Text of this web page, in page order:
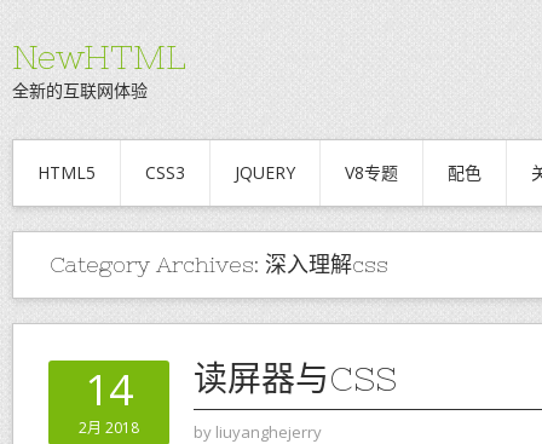
NewHTML
全新的互联网体验
HTML5 CSS3 JQUERY V8专题 配色
Category Archives: 深入理解css
14
2月 2018
读屏器与CSS
by liuyanghejerry